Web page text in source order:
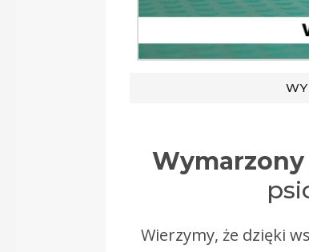
Wierzymy, że dzięki